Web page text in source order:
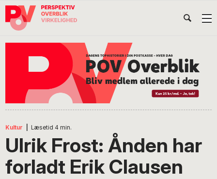
Gå
direkte
Skip
indhold
Gå
direkte
Kultur Læsetid 4 min.
Ulrik Frost: Ånden har
forladt Erik Clausen